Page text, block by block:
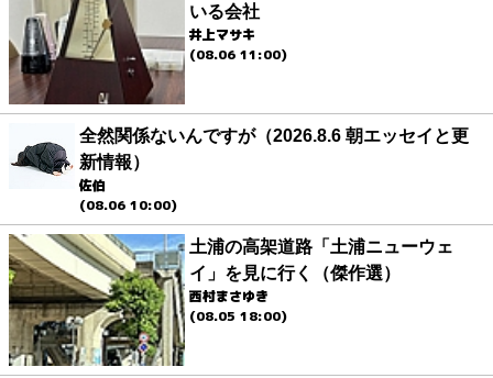
いる会社
井上マサキ
(08.06 11:00)
全然関係ないんですが（2026.8.6 朝エッセイと更
新情報）
佐伯
(08.06 10:00)
土浦の高架道路「土浦ニューウェ
イ」を見に行く（傑作選）
西村まさゆき
(08.05 18:00)